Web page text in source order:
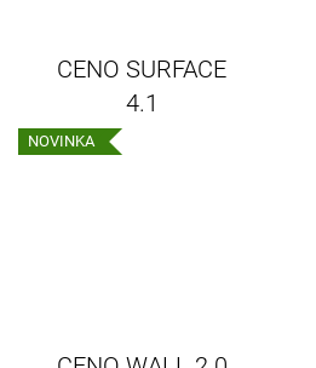
CENO SURFACE
4.1
NOVINKA